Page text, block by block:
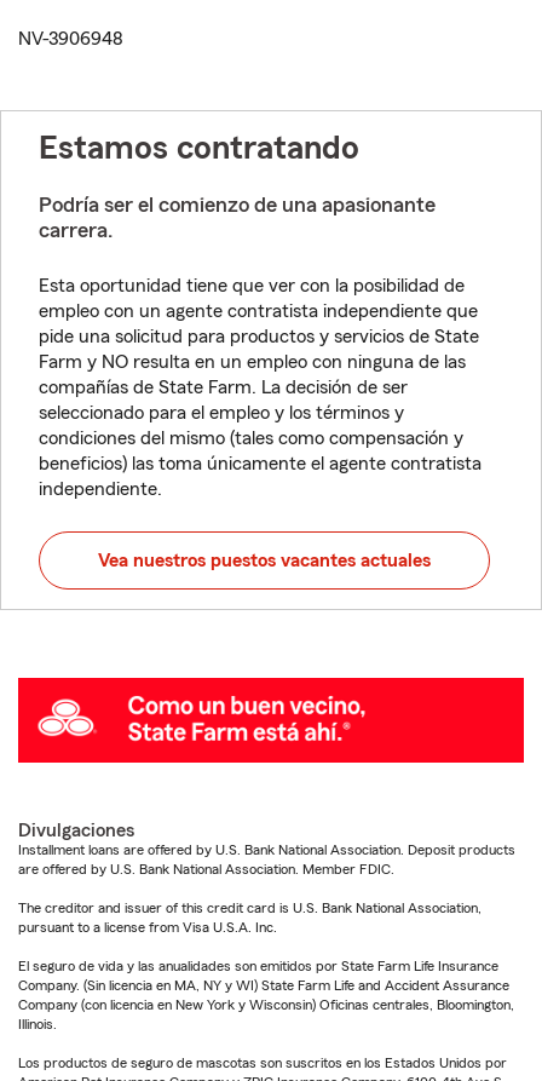
NV-3906948
Estamos contratando
Podría ser el comienzo de una apasionante
carrera.
Esta oportunidad tiene que ver con la posibilidad de
empleo con un agente contratista independiente que
pide una solicitud para productos y servicios de State
Farm y NO resulta en un empleo con ninguna de las
compañías de State Farm. La decisión de ser
seleccionado para el empleo y los términos y
condiciones del mismo (tales como compensación y
beneficios) las toma únicamente el agente contratista
independiente.
Vea nuestros puestos vacantes actuales
Divulgaciones
Installment loans are offered by U.S. Bank National Association. Deposit products
are offered by U.S. Bank National Association. Member FDIC.
The creditor and issuer of this credit card is U.S. Bank National Association,
pursuant to a license from Visa U.S.A. Inc.
El seguro de vida y las anualidades son emitidos por State Farm Life Insurance
Company. (Sin licencia en MA, NY y WI) State Farm Life and Accident Assurance
Company (con licencia en New York y Wisconsin) Oficinas centrales, Bloomington,
Illinois.
Los productos de seguro de mascotas son suscritos en los Estados Unidos por